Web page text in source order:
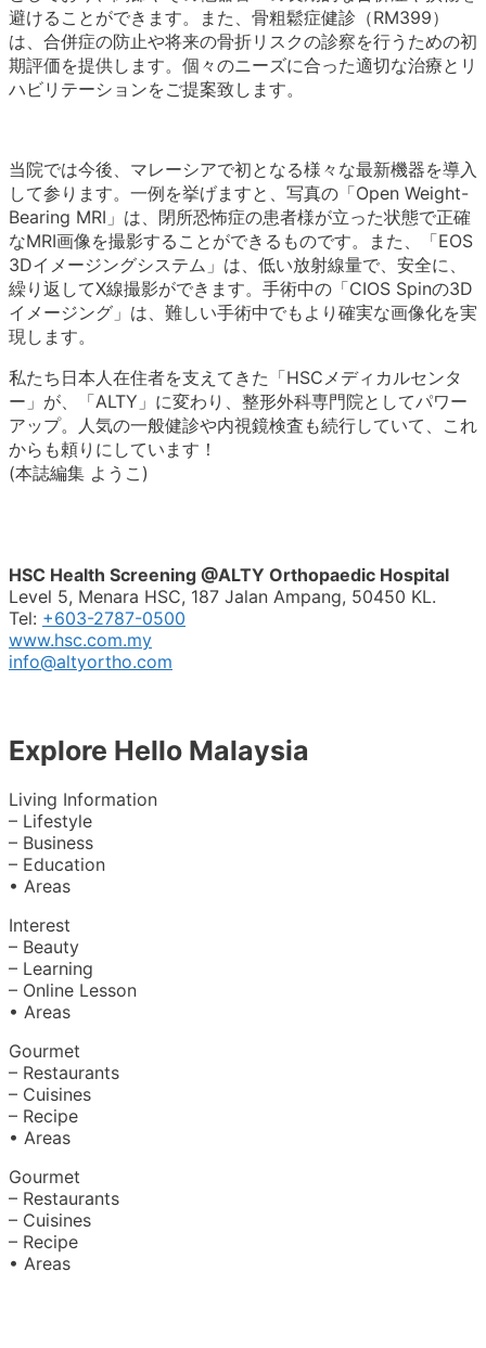
避けることができます。また、骨粗鬆症健診（RM399）
は、合併症の防止や将来の骨折リスクの診察を行うための初
期評価を提供します。個々のニーズに合った適切な治療とリ
ハビリテーションをご提案致します。
当院では今後、マレーシアで初となる様々な最新機器を導入
して参ります。一例を挙げますと、写真の「Open Weight-
Bearing MRI」は、閉所恐怖症の患者様が立った状態で正確
なMRI画像を撮影することができるものです。また、「EOS
3Dイメージングシステム」は、低い放射線量で、安全に、
繰り返してX線撮影ができます。手術中の「CIOS Spinの3D
イメージング」は、難しい手術中でもより確実な画像化を実
現します。
私たち日本人在住者を支えてきた「HSCメディカルセンタ
ー」が、「ALTY」に変わり、整形外科専門院としてパワー
アップ。人気の一般健診や内視鏡検査も続行していて、これ
からも頼りにしています！
(本誌編集 ようこ)
HSC Health Screening @ALTY Orthopaedic Hospital
Level 5, Menara HSC, 187 Jalan Ampang, 50450 KL.
Tel: +603-2787-0500
www.hsc.com.my
info@altyortho.com
Explore Hello Malaysia
Living Information
– Lifestyle
– Business
– Education
• Areas
Interest
– Beauty
– Learning
– Online Lesson
• Areas
Gourmet
– Restaurants
– Cuisines
– Recipe
• Areas
Gourmet
– Restaurants
– Cuisines
– Recipe
• Areas